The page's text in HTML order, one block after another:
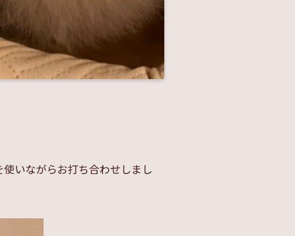
いながらお打ち合わせしまし